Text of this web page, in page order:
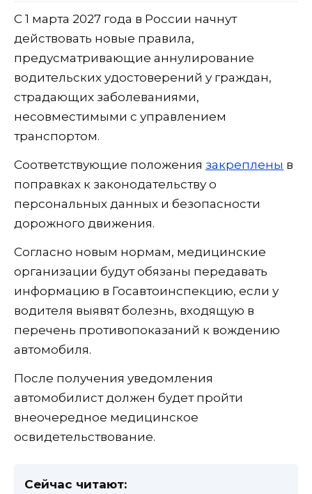
С 1 марта 2027 года в России начнут
действовать новые правила,
предусматривающие аннулирование
водительских удостоверений у граждан,
страдающих заболеваниями,
несовместимыми с управлением
транспортом.
Соответствующие положения закреплены в
поправках к законодательству о
персональных данных и безопасности
дорожного движения.
Согласно новым нормам, медицинские
организации будут обязаны передавать
информацию в Госавтоинспекцию, если у
водителя выявят болезнь, входящую в
перечень противопоказаний к вождению
автомобиля.
После получения уведомления
автомобилист должен будет пройти
внеочередное медицинское
освидетельствование.
Сейчас читают: